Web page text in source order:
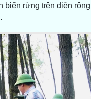
biến rừng trên diện